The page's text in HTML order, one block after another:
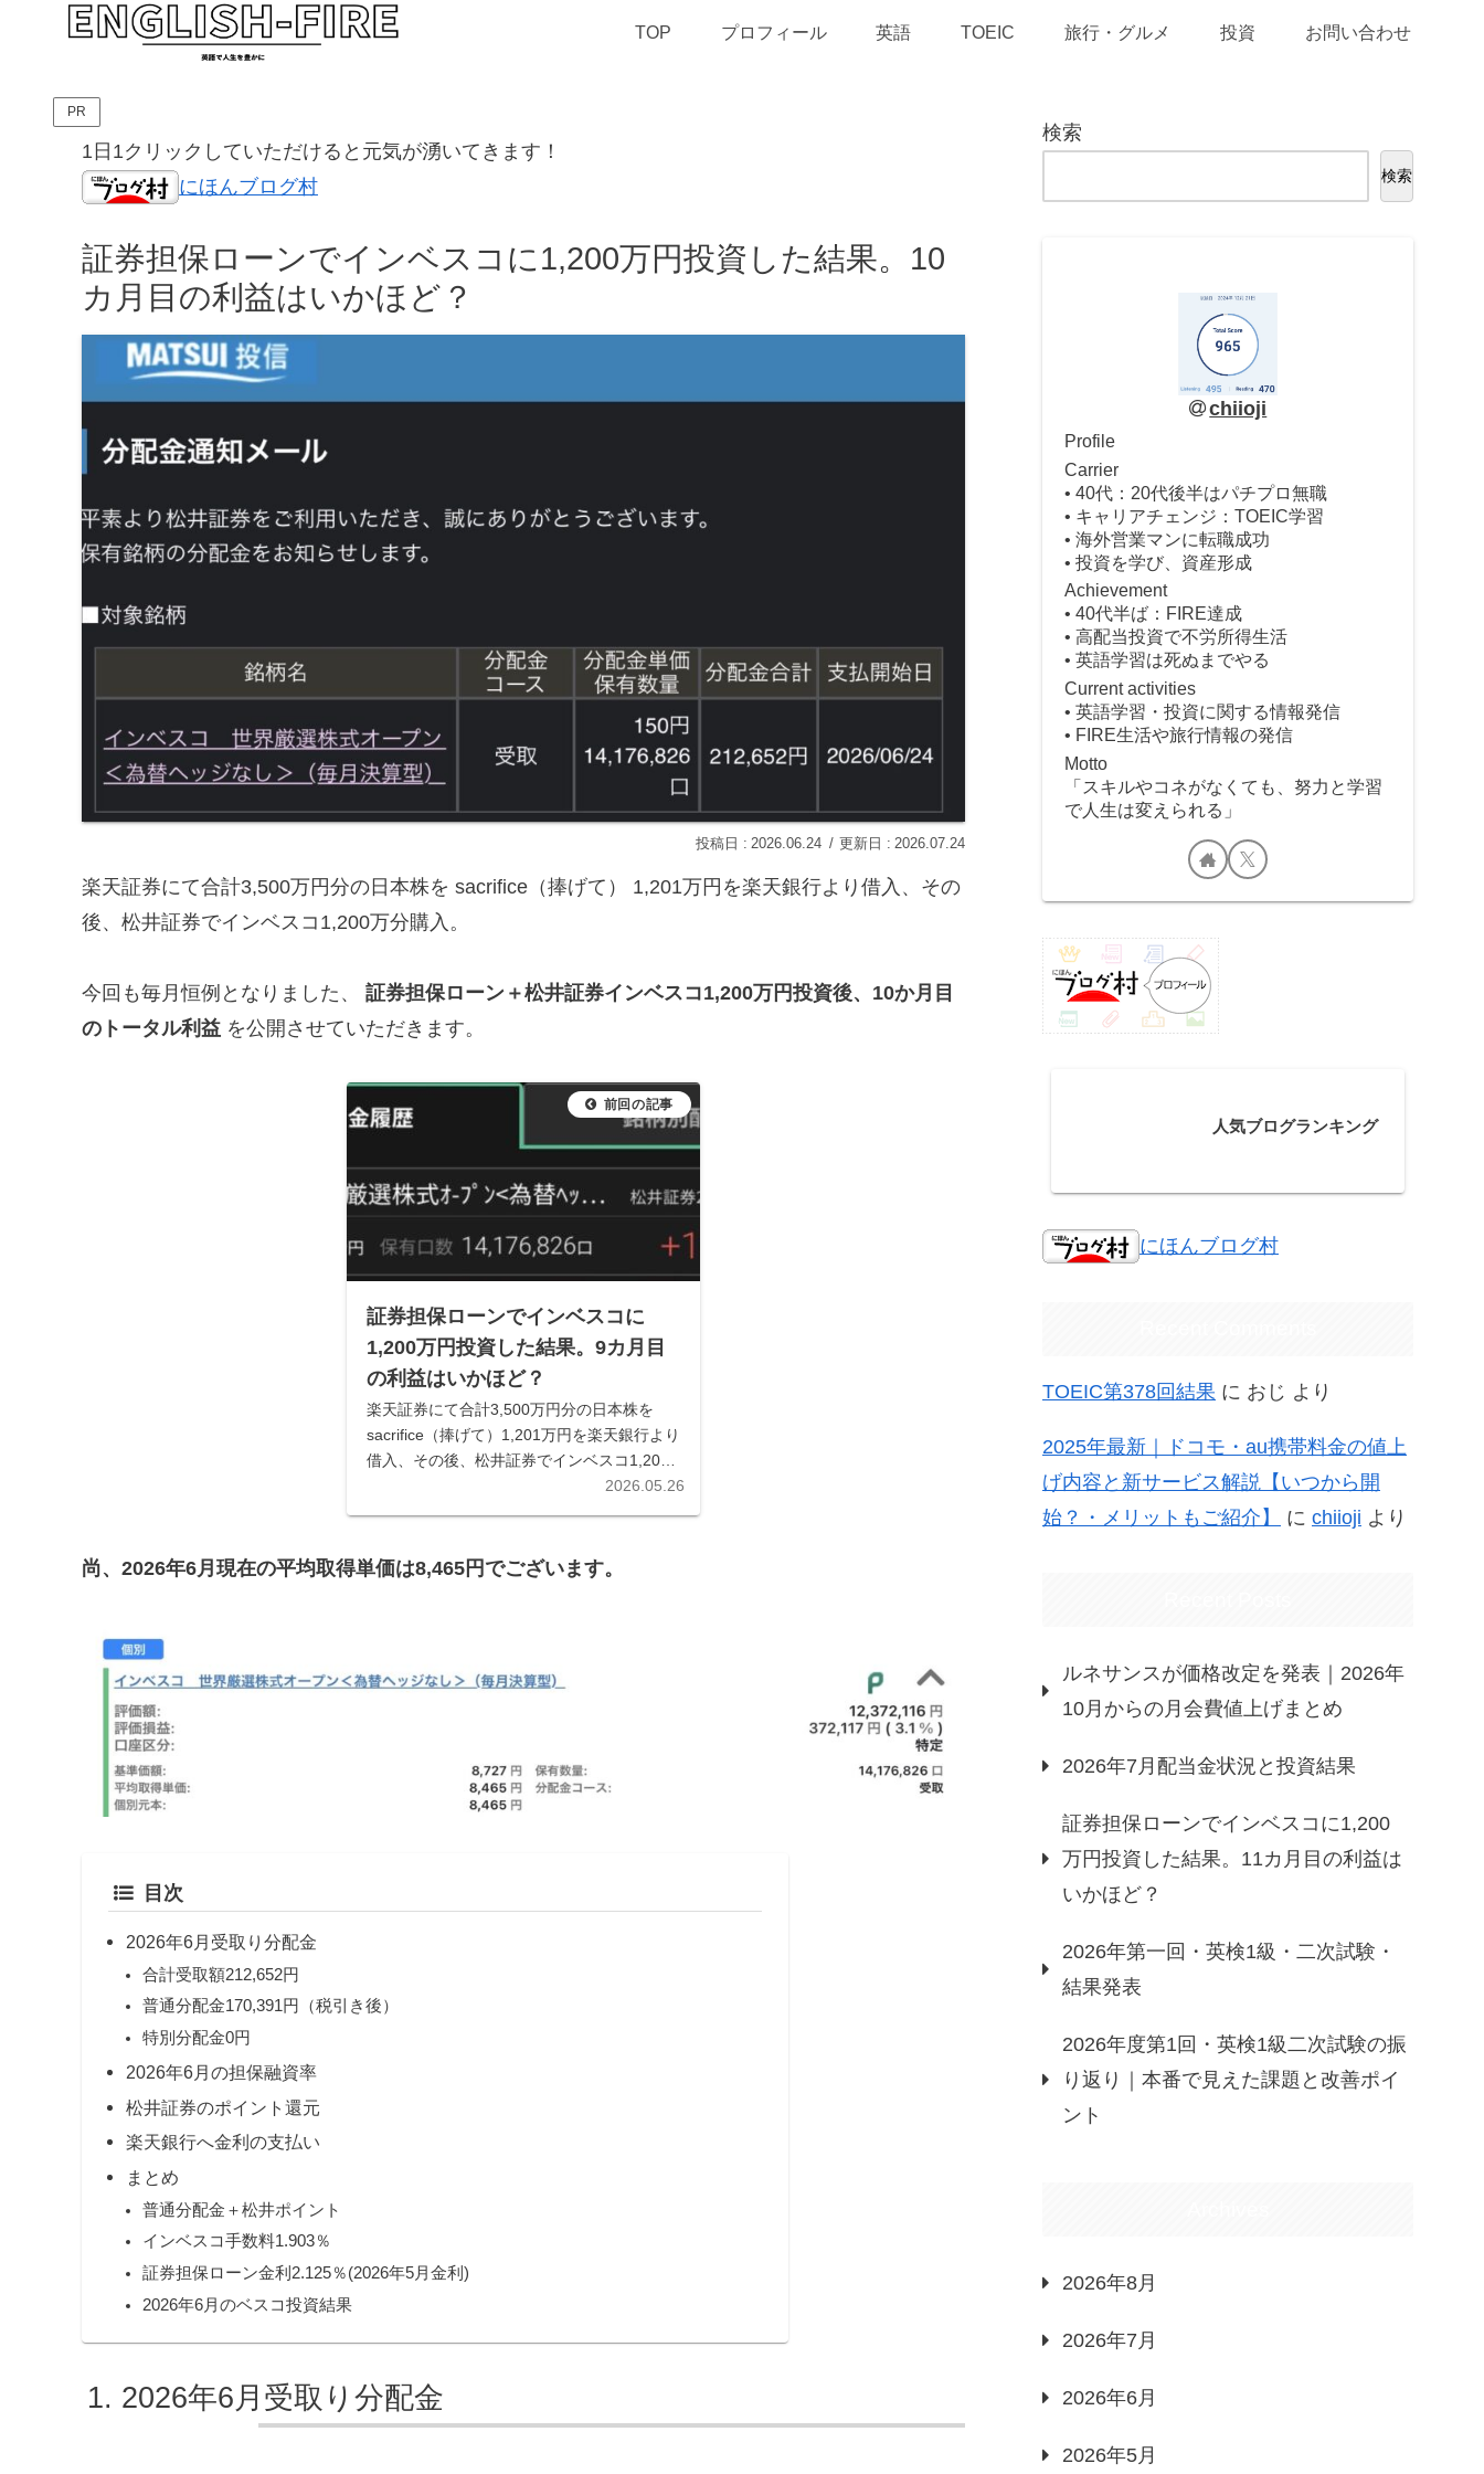
TOP プロフィール 英語 TOEIC 旅行・グルメ 投資 お問い合わせ
PR
1日1クリックしていただけると元気が湧いてきます！
にほんブログ村
証券担保ローンでインベスコに1,200万円投資した結果。10
カ月目の利益はいかほど？
2026.06.24 2026.07.24
楽天証券にて合計3,500万円分の日本株を sacrifice（捧げて） 1,201万円を楽天銀行より借入、その
後、松井証券でインベスコ1,200万分購入。
今回も毎月恒例となりました、 証券担保ローン＋松井証券インベスコ1,200万円投資後、10か月目
のトータル利益 を公開させていただきます。
証券担保ローンでインベスコに
1,200万円投資した結果。9カ月目
の利益はいかほど？
楽天証券にて合計3,500万円分の日本株を
sacrifice（捧げて）1,201万円を楽天銀行より
借入、その後、松井証券でインベスコ1,200
万分購入。今回は毎月恒例となりました、証
券担保ローン＋松井証券インベスコ1,200万
2026.05.26
尚、2026年6月現在の平均取得単価は8,465円でございます。
目次
2026年6月受取り分配金
合計受取額212,652円
普通分配金170,391円（税引き後）
特別分配金0円
2026年6月の担保融資率
松井証券のポイント還元
楽天銀行へ金利の支払い
まとめ
普通分配金＋松井ポイント
インベスコ手数料1.903％
証券担保ローン金利2.125％(2026年5月金利)
2026年6月のベスコ投資結果
2026年6月受取り分配金
検索
検索
chiioji
Profile
Carrier
• 40代：20代後半はパチプロ無職
• キャリアチェンジ：TOEIC学習
• 海外営業マンに転職成功
• 投資を学び、資産形成
Achievement
• 40代半ば：FIRE達成
• 高配当投資で不労所得生活
• 英語学習は死ぬまでやる
Current activities
• 英語学習・投資に関する情報発信
• FIRE生活や旅行情報の発信
Motto
「スキルやコネがなくても、努力と学習
で人生は変えられる」
人気ブログランキング
にほんブログ村
TOEIC第378回結果 に おじ より
2025年最新｜ドコモ・au携帯料金の値上
げ内容と新サービス解説【いつから開
始？・メリットもご紹介】
に chiioji より
ルネサンスが価格改定を発表｜2026年
10月からの月会費値上げまとめ
2026年7月配当金状況と投資結果
証券担保ローンでインベスコに1,200
万円投資した結果。11カ月目の利益は
いかほど？
2026年第一回・英検1級・二次試験・
結果発表
2026年度第1回・英検1級二次試験の振
り返り｜本番で見えた課題と改善ポイ
ント
2026年8月
2026年7月
2026年6月
2026年5月